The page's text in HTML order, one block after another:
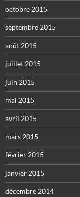
octobre 2015
septembre 2015
août 2015
juillet 2015
juin 2015
mai 2015
avril 2015
mars 2015
février 2015
janvier 2015
décembre 2014